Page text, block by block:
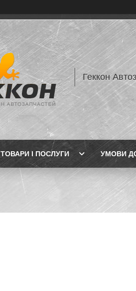
Геккон
ТОВАРИ І ПОСЛУГИ УМОВИ